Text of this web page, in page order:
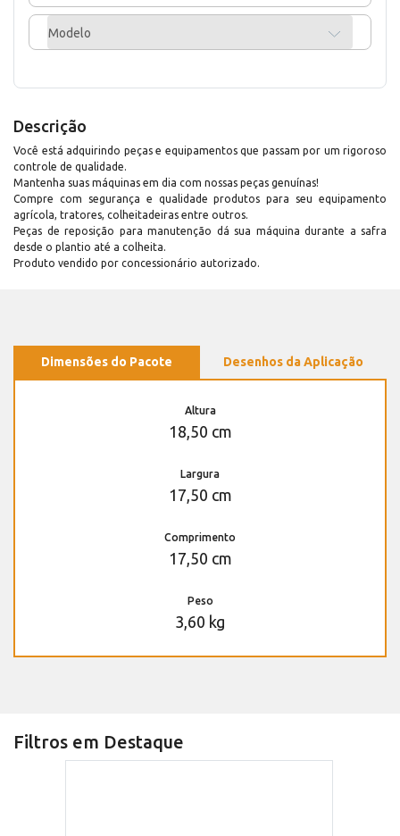
Modelo
Descrição
Você está adquirindo peças e equipamentos que passam por um rigoroso
controle de qualidade.
Mantenha suas máquinas em dia com nossas peças genuínas!
Compre com segurança e qualidade produtos para seu equipamento
agrícola, tratores, colheitadeiras entre outros.
Peças de reposição para manutenção dá sua máquina durante a safra
desde o plantio até a colheita.
Produto vendido por concessionário autorizado.
Dimensões do Pacote Desenhos da Aplicação
Altura
18,50 cm
Largura
17,50 cm
Comprimento
17,50 cm
Peso
3,60 kg
Filtros em Destaque